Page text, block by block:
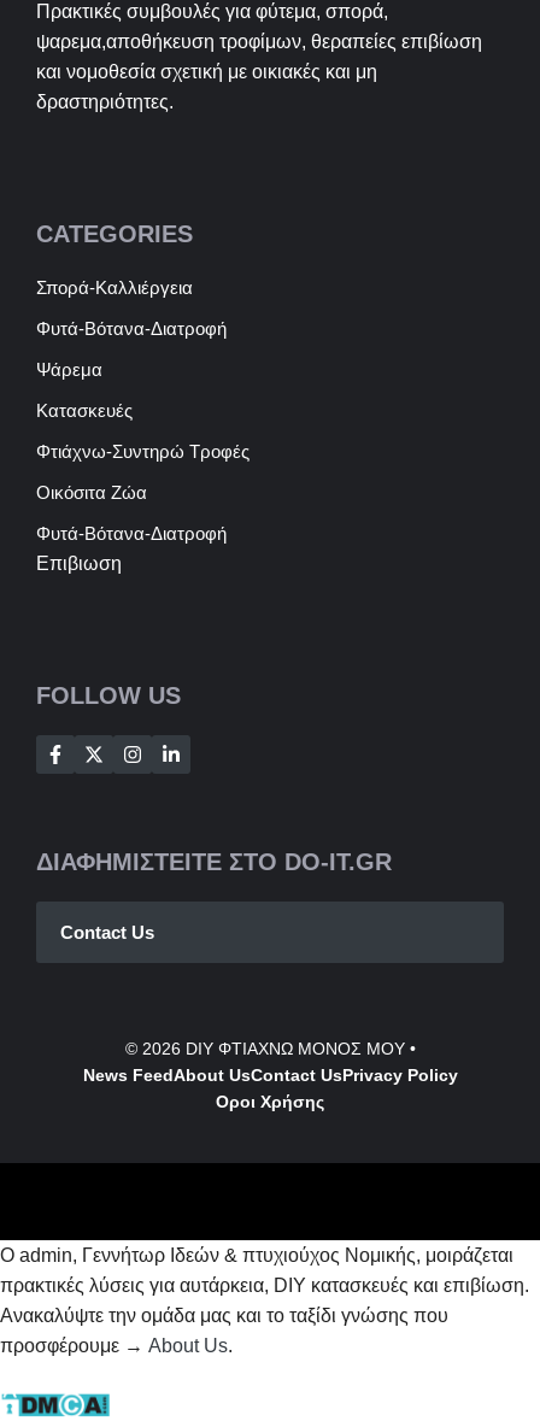
Πρακτικές συμβουλές για φύτεμα, σπορά,
ψαρεμα,αποθήκευση τροφίμων, θεραπείες επιβίωση
και νομοθεσία σχετική με οικιακές και μη
δραστηριότητες.
CATEGORIES
Σπορά-Καλλιέργεια
Φυτά-Βότανα-Διατροφή
Ψάρεμα
Κατασκευές
Φτιάχνω-Συντηρώ Τροφές
Οικόσιτα Ζώα
Φυτά-Βότανα-Διατροφή
Επιβιωση
FOLLOW US
ΔΙΑΦΗΜΙΣΤΕΙΤΕ ΣΤΟ DO-IT.GR
Contact Us
© 2026 DIY ΦΤΙΑΧΝΩ ΜΟΝΟΣ ΜΟΥ•
News FeedAbout UsContactUsPrivacy Policy
Οροι Χρήσης
Ο admin, Γεννήτωρ Ιδεών & πτυχιούχος Νομικής, μοιράζεται
πρακτικές λύσεις για αυτάρκεια, DIY κατασκευές και επιβίωση.
Ανακαλύψτε την ομάδα μας και το ταξίδι γνώσης που
προσφέρουμε → About Us.